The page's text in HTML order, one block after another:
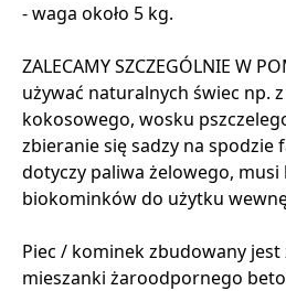
- waga około 5 kg.
ZALECAMY SZCZEGÓLNIE W
używać naturalnych świec np.
kokosowego, wosku
zbieranie się sadzy na spodzie
dotyczy paliwa żelowego, musi
biokominków do użytku
Piec / kominek zbudowany
mieszanki żaroodpornego